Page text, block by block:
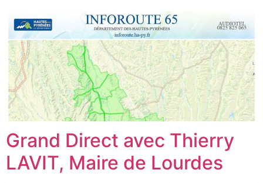
Grand Direct avec Thierry
LAVIT, Maire de Lourdes